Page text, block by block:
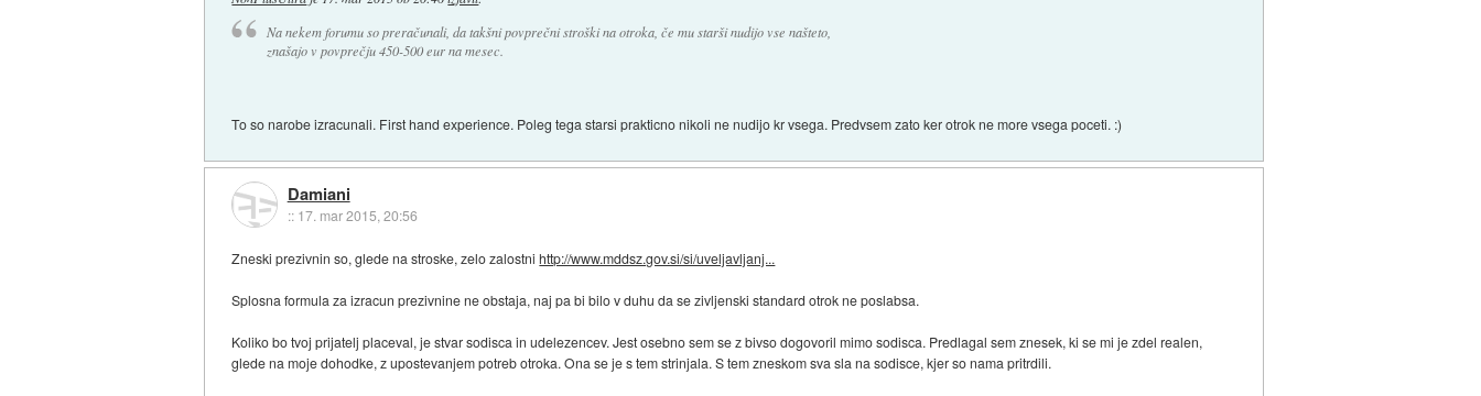
Na nekem forumu so preračunali, da takšni povprečni stroški na otroka, če mu starši nudijo vse našteto,
znašajo v povprečju 450-500 eur na mesec.
To so narobe izracunali. First hand experience. Poleg tega starsi prakticno nikoli ne nudijo kr vsega. Predvsem zato ker otrok ne more vsega poceti. :)
Damiani
:: 17. mar 2015, 20:56
Zneski prezivnin so, glede na stroske, zelo zalostnihttp://www.mddsz.gov.si/si/uveljavljanj...
Splosna formula za izracun prezivnine ne obstaja, naj pa bi bilo v duhu da se zivljenski standard otrok ne poslabsa.
Koliko bo tvoj prijatelj placeval, je stvar sodisca in udelezencev. Jest osebno sem se z bivso dogovoril mimo sodisca. Predlagal sem znesek, ki se mi je zdel realen,
glede na moje dohodke, z upostevanjem potreb otroka. Ona se je s tem strinjala. S tem zneskom sva sla na sodisce, kjer so nama pritrdili.